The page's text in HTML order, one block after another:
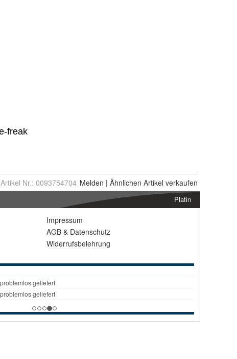
Artikel Nr.: 0093754704 Melden | Ähnlichen Artikel verkaufen
Platin
Impressum
AGB & Datenschutz
Widerrufsbelehrung